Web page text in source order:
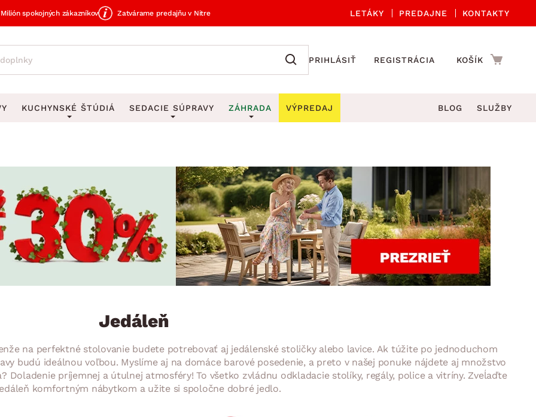
Milión spokojných zákazníkov Zatvárame predajňu v Nitre LETÁKY PREDAJNE KONTAKTY
PRIHLÁSIŤ REGISTRÁCIA KOŠÍK
Obrazy
Zrkadlá
Hodiny
Vázy
Zobrazit vše
Vešiaky na kľúče
Stojany na dáždniky
Stojany na noviny
Stojany na oblečenie
Zobrazit vše
Kuchynské príslušenstvo
Kúpeľňové doplnky
Záhradné doplnky
ZÁHRADNÉ DOPLNKY VIANOCE
KUCHYNSKÉ ŠTÚDIÁ SEDACIE SÚPRAVY
Rohové sedacie súpravy
Sedacie súpravy 3-2-1
Sedacie súpravy na mieru
ZÁHRADA
Záhradné stoličky a kreslá
Záhradné lavice
Záhradné stoly
Záhradné hojdačky
Záhradné lehátka
Záhradné doplnky
VÝPREDAJ BLOG SLUŽBY
Jedáleň
na perfektné stolovanie budete potrebovať aj jedálenské stoličky alebo lavice. Ak túžite po jednoduchom
budú ideálnou voľbou. Myslíme aj na domáce barové posedenie, a preto v našej ponuke nájdete aj množstvo
Doladenie príjemnej a útulnej atmosféry! To všetko zvládnu odkladacie stolíky, regály, police a vitríny. Zveĺaďte
komfortným nábytkom a užite si spoločne dobré jedlo.